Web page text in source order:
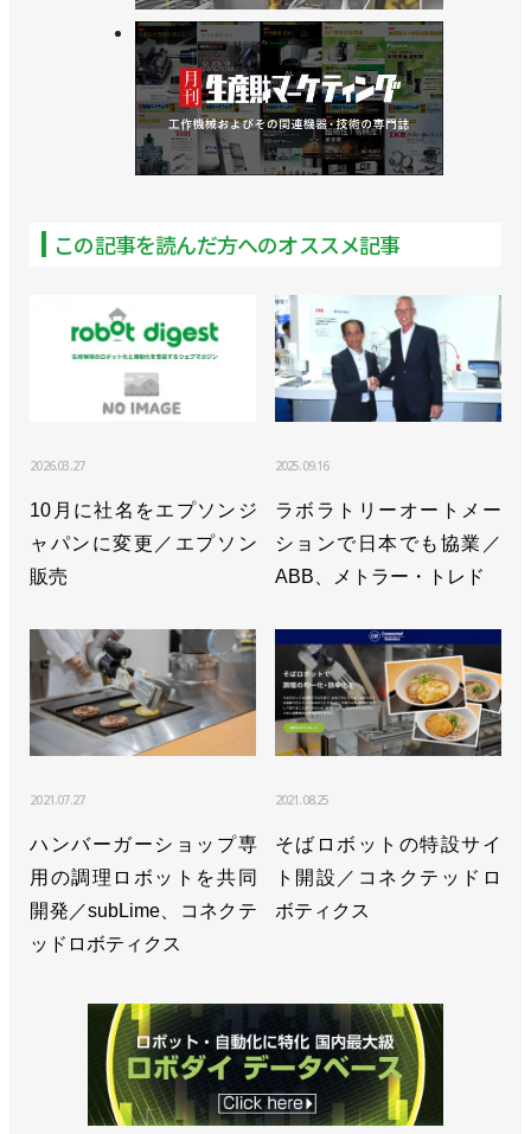
>>可搬質量35㎏、リーチ2030mmの協働ロボットを
発売／安川電機
>>双腕ロボットで実験を自動化、ロボット未来創造
センターを開設／東京科学大学
>>私自身がワクワクする／安川電機 小川昌寛 社長
>>フィジカルAIの社会実装に向けてソフトバンクと
用を容易に／安川電機
>>富士通とNVIDIAが連携、安川とも協業で自律ロ
>>省スペース・ロングリーチの小型ロボットを発売
／安川電機
>>米国ウィスコンシン州に新拠点設立／安川電機
>>高重量化・密集化に対応した自動車製造向けロボ
ットを開発／安川電機
>>25年２月期は受注伸びず減収減益、今期は反転増
収へ／安川電機
川電機
>>最先端を常にキャッチアップ、セル制御を新たな
段階へ／安川電機 小川昌寛 社長
この記事を読んだ方へのオススメ記事
2026.03.27
10月に社名をエプソンジ
ャパンに変更／エプソン
販売
2025.09.16
ラボラトリーオートメー
ションで日本でも協業／
ABB、メトラー・トレド
2021.07.27
ハンバーガーショップ専
用の調理ロボットを共同
開発／subLime、コネクテ
ッドロボティクス
2021.08.25
そばロボットの特設サイ
ト開設／コネクテッドロ
ボティクス